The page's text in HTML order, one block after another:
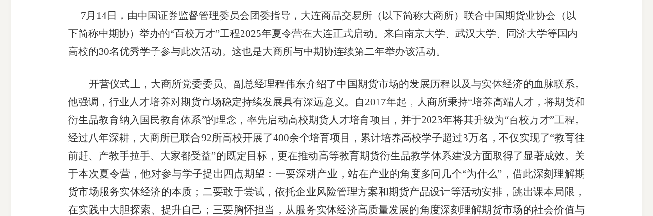
7月14日，由中国证券监督管理委员会团委指导 ，大连商品交易所（以下简称大商所）联合中国期货业协会（以
下简称中期协）举办的“百校万才”工程2025年夏令营在大连正式启动。来自南京大学、武汉大学、同济大学等国内
高校的30名优秀学子参与此次活动。这也是大商所与中期协连续第二年举办该活动。
开营仪式上，大商所党委委员、副总经理程伟东介绍了中国期货市场的发展历程以及与实体经济的血脉联系。
他强调，行业人才培养对期货市场稳定持续发展具有深远意义。自2017年起，大商所秉持“培养高端人才，将期货和
衍生品教育纳入国民教育体系”的理念，率先启动高校期货人才培育项目，并于2023年将其升级为“百校万才”工程。
经过八年深耕，大商所已联合92所高校开展了400余个培育项目，累计培养高校学子超过3万名，不仅实现了“教育往
前赶、产教手拉手、大家都受益”的既定目标，更在推动高等教育期货衍生品教学体系建设方面取得了显著成效。关
于本次夏令营，他对参与学子提出四点期望：一要深耕产业，站在产业的角度多问几个“为什么”，借此深刻理解期
货市场服务实体经济的本质；二要敢于尝试，依托企业风险管理方案和期货产品设计等活动安排，跳出课本局限，
在实践中大胆探索、提升自己；三要胸怀担当，从服务实体经济高质量发展的角度深刻理解期货市场的社会价值与